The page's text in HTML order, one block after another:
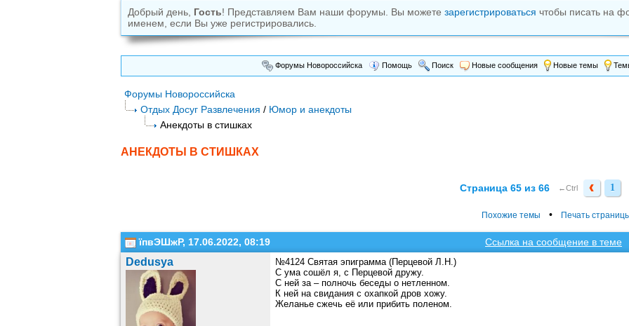
Добрый день, Гость! Представляем Вам наши форумы. Вы можете зарегистрироваться чтобы писать на
именем, если Вы уже регистрировались.
Форумы Новороссийска Помощь Поиск Новые сообщения Новые темы
Форумы Новороссийска
Отдых Досуг Развлечения / Юмор и анекдоты
Анекдоты в стишках
АНЕКДОТЫ В СТИШКАХ
Страница 65 из 66 ←Ctrl 1
1
Похожие темы • Печать
Ссылка на сообщение в теме
їпвЭШжР, 17.06.2022, 08:19
Dedusya
№4124 Святая эпиграмма (Перцевой Л.Н.)
С ума сошёл я, с Перцевой дружу.
С ней за – полночь беседы о нетленном.
К ней на свидания с охапкой дров хожу.
Желанье сжечь её или прибить поленом.